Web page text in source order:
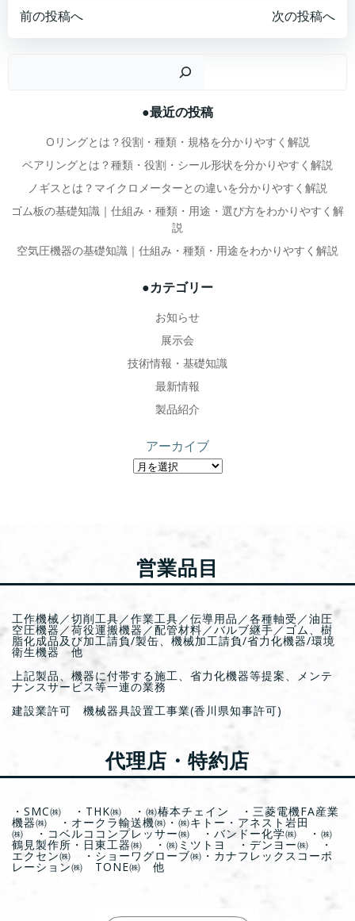
投
ビ
ゲ
ー
シ
前の投稿へ
稿
ナ
ビ
ゲ
ー
シ
ョ
ン
次の投稿へ
●最近の投稿
Oリングとは？役割・種類・規格を分かりやすく解説
ベアリングとは？種類・役割・シール形状を分かりやすく解説
ノギスとは？マイクロメーターとの違いを分かりやすく解説
ゴム板の基礎知識｜仕組み・種類・用途・選び方をわかりやすく解
説
空気圧機器の基礎知識｜仕組み・種類・用途をわかりやすく解説
●カテゴリー
お知らせ
展示会
技術情報・基礎知識
最新情報
製品紹介
アーカイブ
営業品目
工作機械／切削工具／作業工具／伝導用品／各種軸受／油圧
空圧機器／荷役運搬機器／配管材料／バルブ継手／ゴム、樹
脂化成品及び加工請負/製缶、機械加工請負/省力化機器/環境
衛生機器 他
上記製品、機器に付帯する施工、省力化機器等提案、メンテ
ナンスサービス等一連の業務
建設業許可 機械器具設置工事業(香川県知事許可)
代理店・特約店
・SMC㈱ ・THK㈱ ・㈱椿本チェイン ・三菱電機FA産業
機器㈱ ・オークラ輸送機㈱・㈱キトー・アネスト岩田
㈱ ・コベルココンプレッサー㈱ ・バンドー化学㈱ ・㈱
鶴見製作所・日東工器㈱ ・㈱ミツトヨ ・デンヨー㈱ ・
エクセン㈱ ・ショーワグローブ㈱・カナフレックスコーポ
レーション㈱ TONE㈱ 他